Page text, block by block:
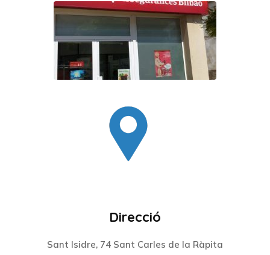
Direcció
Sant Isidre, 74 Sant Carles de la Ràpita